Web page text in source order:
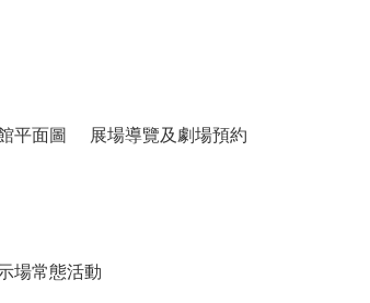
平面圖 展場導覽及劇場預約
場常態活動